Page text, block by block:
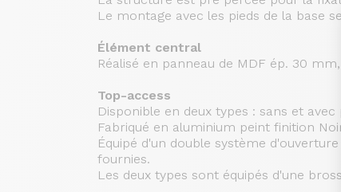
Le montage avec les pieds de la base
Élément central
Réalisé en panneau de MDF ép. 30
Top-access
Disponible en deux types : sans et avec
Fabriqué en aluminium peint finition
Équipé d'un double système
fournies.
Les deux types sont équipés d'une